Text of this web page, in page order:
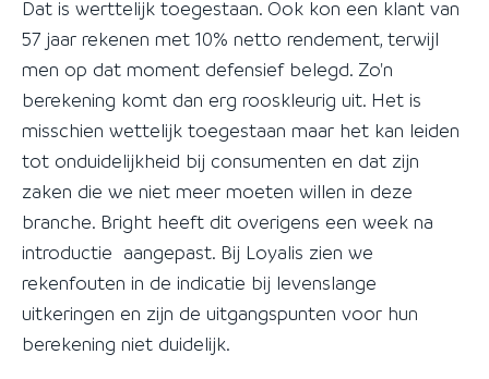
Dat is werttelijk toegestaan. Ook kon een klant van
57 jaar rekenen met 10% netto rendement, terwijl
men op dat moment defensief belegd. Zo'n
berekening komt dan erg rooskleurig uit. Het is
misschien wettelijk toegestaan maar het kan leiden
tot onduidelijkheid bij consumenten en dat zijn
zaken die we niet meer moeten willen in deze
branche. Bright heeft dit overigens een week na
introductie aangepast. Bij Loyalis zien we
rekenfouten in de indicatie bij levenslange
uitkeringen en zijn de uitgangspunten voor hun
berekening niet duidelijk.